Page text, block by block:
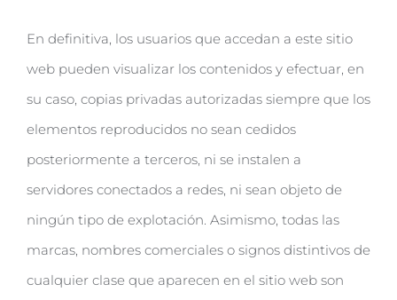
En definitiva, los usuarios que accedan a este sitio
web pueden visualizar los contenidos y efectuar, en
su caso, copias privadas autorizadas siempre que los
elementos reproducidos no sean cedidos
posteriormente a terceros, ni se instalen a
servidores conectados a redes, ni sean objeto de
ningún tipo de explotación. Asimismo, todas las
marcas, nombres comerciales o signos distintivos de
cualquier clase que aparecen en el sitio web son